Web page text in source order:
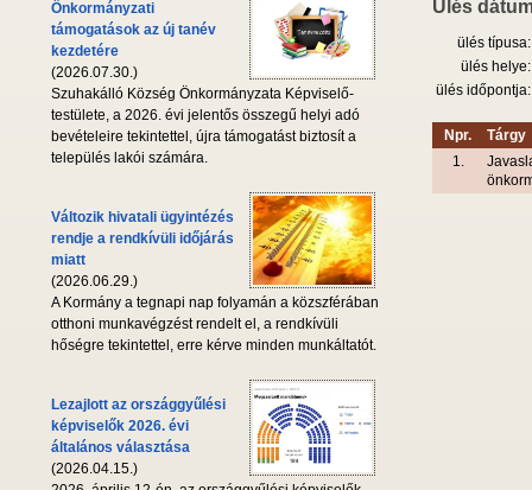
Önkormányzati
támogatások az új tanév
kezdetére
(2026.07.30.)
Szuhakálló Község Önkormányzata Képviselő-
testülete, a 2026. évi jelentős összegű helyi adó
bevételeire tekintettel, újra támogatást biztosít a
település lakói számára.
Változik hivatali ügyintézés
rendje a rendkívüli időjárás
miatt
(2026.06.29.)
A Kormány a tegnapi nap folyamán a közszférában
otthoni munkavégzést rendelt el, a rendkívüli
hőségre tekintettel, erre kérve minden munkáltatót.
Lezajlott az országgyűlési
képviselők 2026. évi
általános választása
(2026.04.15.)
Ülés
ülés típusa:
ülés helye:
ülés időpontja:
Npr.
Tárgy
1.